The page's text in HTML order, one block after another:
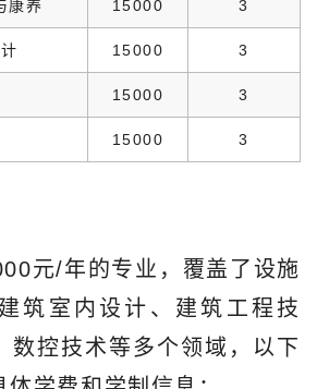
康养 15000 3
15000 3
15000 3
15000 3
元/年的专业，覆盖了设施
筑室内设计、建筑工程技
数控技术等多个领域，以下